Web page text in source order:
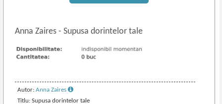
Anna Zaires- Supusa dorintelor tale
Autor:Anna Zaires
Titlu: Supusa dorintelor tale